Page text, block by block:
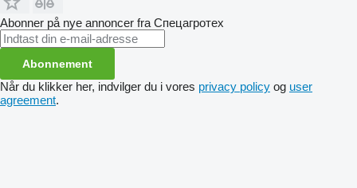
Abonner på nye annoncer fra Спецагротех
Abonnement
Når du klikker her, indvilger du i vores privacy policy og user
agreement.